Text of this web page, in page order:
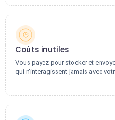
Coûts inutiles
Vous payez pour stocker et
qui n'interagissent jamais avec